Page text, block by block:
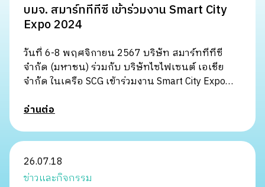
บมจ. สมาร์ททีทีซี เข้าร่วมงาน Smart City
Expo 2024
วันที่ 6-8 พฤศจิกายน 2567 บริษัท สมาร์ททีทีซี
จำกัด (มหาชน) ร่วมกับ บริษัทไซไฟเซนต์ เอเชีย
จำกัด ในเครือ SCG เข้าร่วมงาน Smart City Expo
อ่านต่อ
26.07.18
ข่าวและกิจกรรม